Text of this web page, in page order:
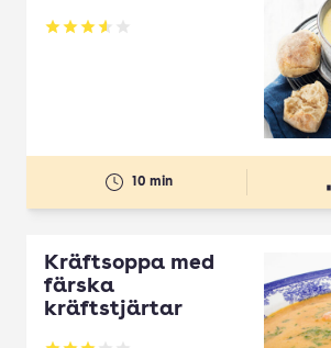
Betyg: 3.59 av 5
10 min
Kräftsoppa med
färska
kräftstjärtar